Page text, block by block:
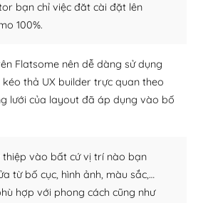
bạn chỉ việc đăt cài đặt lên
100%.
Flatsome nên dễ dàng sử dụng
thả UX builder trực quan theo
lưới của layout đã áp dụng vào bố
thiệp vào bất cứ vị trí nào bạn
từ bố cục, hình ảnh, màu sắc,…
hợp với phong cách cũng như